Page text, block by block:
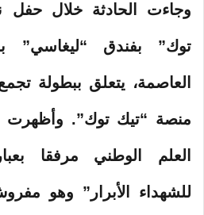
وجاءت الحادثة خلال حفل
توك” بفندق “ليغاسي”
العاصمة، يتعلق ببطولة
منصة “تيك توك”. وأظهرت
العلم الوطني مرفقا
للشهداء الأبرار” وهو